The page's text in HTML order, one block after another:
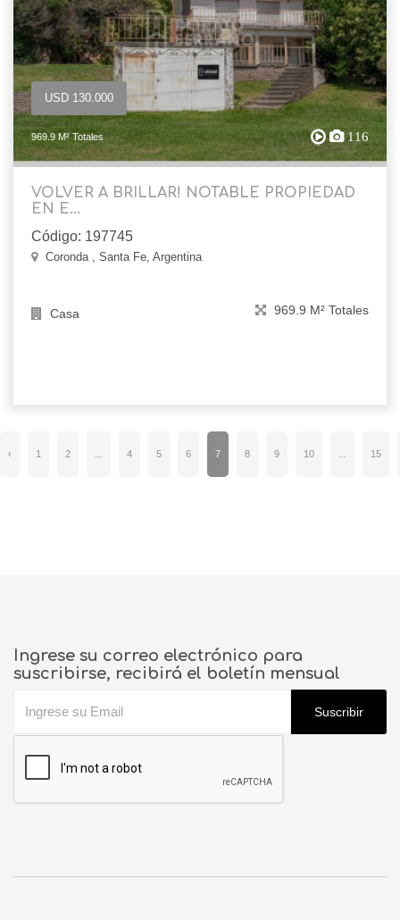
USD 130.000
969.9 M² Totales 116
VOLVER A BRILLAR! NOTABLE PROPIEDAD
EN E...
Código: 197745
Coronda , Santa Fe, Argentina
Casa 969.9 M² Totales
‹ 1 2 4 5 6 7 8 9 10 15
Ingrese su correo electrónico para
suscribirse, recibirá el boletín mensual
Suscribir